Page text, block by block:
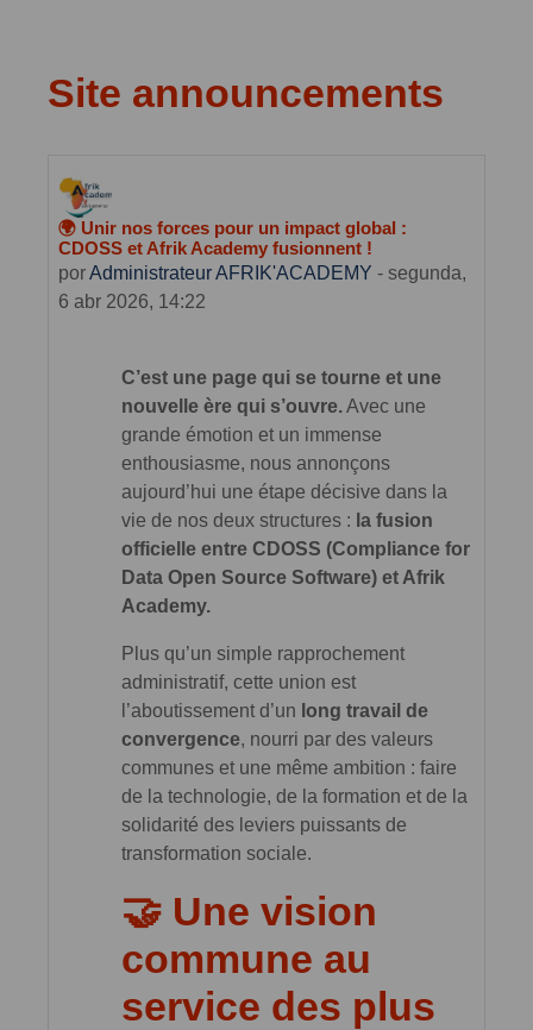
Site announcements
🌍 Unir nos forces pour un impact global :
CDOSS et Afrik Academy fusionnent !
porAdministrateur AFRIK'ACADEMY - segunda,
6 abr 2026, 14:22
C’est une page qui se tourne et une
nouvelle ère qui s’ouvre.Avec une
grande émotion et un immense
enthousiasme, nous annonçons
aujourd’hui une étape décisive dans la
vie de nos deux structures : la fusion
officielle entre CDOSS (Compliance for
Data Open Source Software) et Afrik
Academy.
Plus qu’un simple rapprochement
administratif, cette union est
l’aboutissement d’un long travail de
convergence, nourri par des valeurs
communes et une même ambition : faire
de la technologie, de la formation et de la
solidarité des leviers puissants de
transformation sociale.
🤝 Une vision
commune au
service des plus